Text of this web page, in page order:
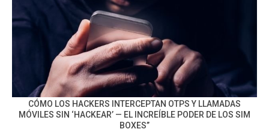
CÓMO LOS HACKERS INTERCEPTAN OTPS Y LLAMADAS
MÓVILES SIN ‘HACKEAR’ — EL INCREÍBLE PODER DE LOS SIM
BOXES”